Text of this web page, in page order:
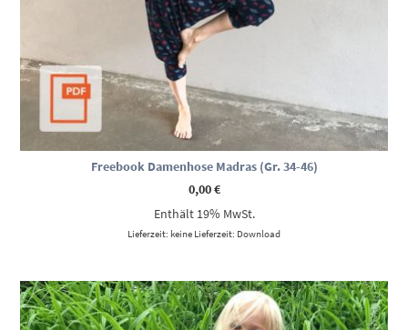
Freebook Damenhose Madras (Gr. 34-46)
0,00€
Enthält 19% MwSt.
Lieferzeit: keine Lieferzeit: Download